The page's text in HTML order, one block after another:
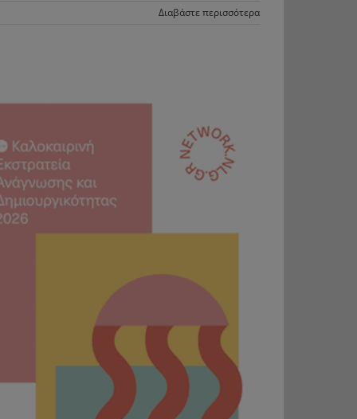
Διαβάστε περισσότερα